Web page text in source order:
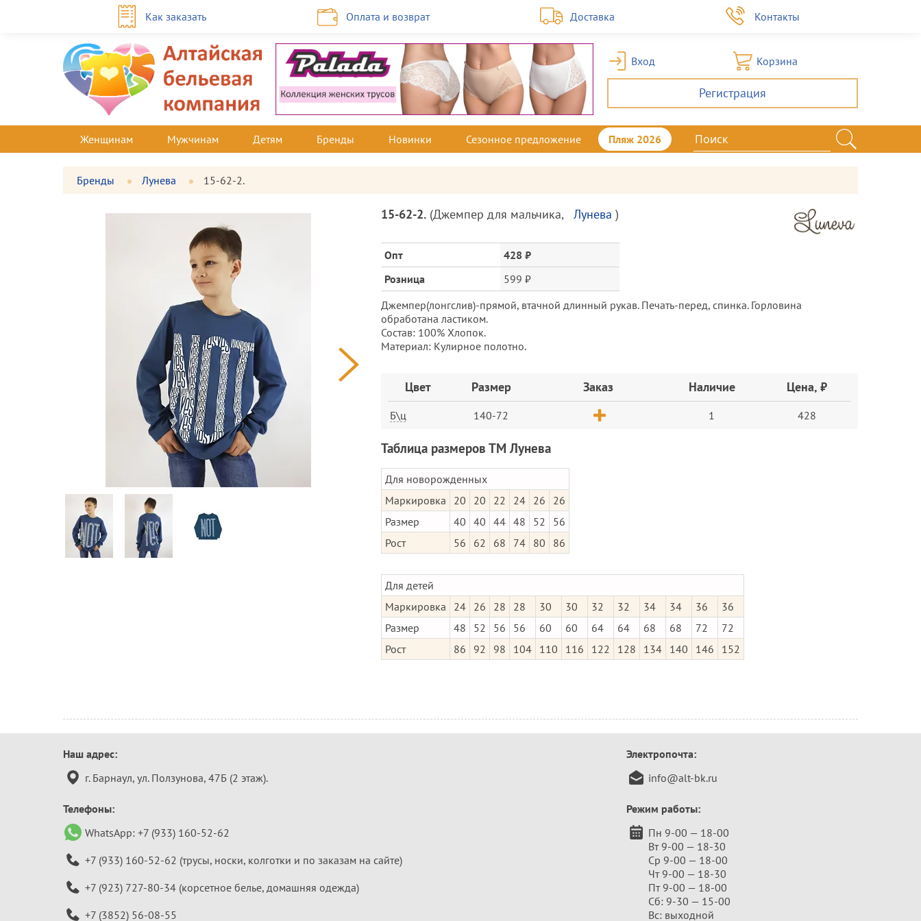
Как заказать Оплата и возврат Доставка Контакты
Вход Корзина
Регистрация
Женщинам Мужчинам Детям Бренды Новинки Сезонное предложение Пляж 2026
Бренды Лунева 15-62-2.
Фотографии
товара
Большая
фотографий
Описание
и
цена
15-62-2. (Джемпер для мальчика, Лунева )
Опт
428 ₽
Розница
599 ₽
Джемпер(лонгслив)-прямой, втачной длинный рукав. Печать-перед, спинка. Горловина
обработана ластиком.
Состав: 100% Хлопок.
Материал: Кулирное полотно.
Заказ
Цвет Размер Заказ Наличие Цена, ₽
Б\ц 140-72 1 428
Таблица размеров ТМ Лунева
Для новорожденных
Маркировка
20 20 22 24 26
26
Размер
40 40 44 48 52
56
Рост
56 62 68 74 80 86
Для детей
Маркировка
24 26 28 28 30 30 32 32 34 34 36
36
Размер
48 52 56 56 60 60 64 64 68 68 72
72
Рост
86 92 98 104 110 116 122 128 134 140 146 152
Контактная
информация
Наш адрес:
г. Барнаул, ул. Ползунова, 47Б (2 этаж).
Телефоны:
WhatsApp: +7 (933) 160-52-62
+7 (933) 160-52-62 (трусы, носки, колготки и по заказам на сайте)
+7 (923) 727-80-34 (корсетное белье, домашняя одежда)
+7 (3852) 56-08-55
Электропочта:
info@alt-bk.ru
Режим работы:
Пн 9-00 — 18-00
Вт 9-00 — 18-30
Ср 9-00 — 18-00
Чт 9-00 — 18-30
Пт 9-00 — 18-00
Сб: 9-30 — 15-00
Вс: выходной